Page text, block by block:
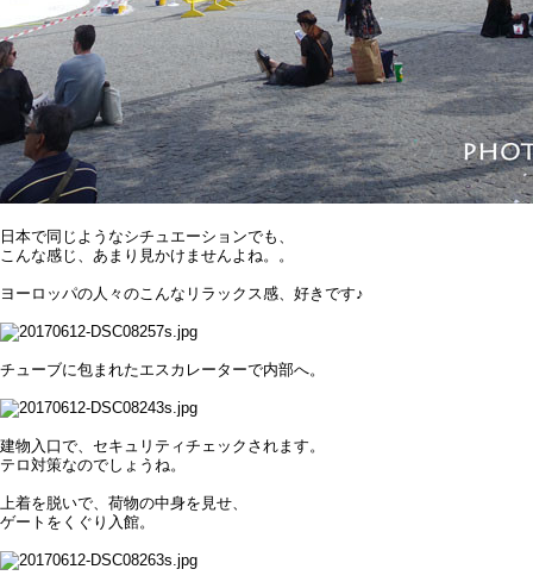
日本で同じようなシチュエーションでも、
こんな感じ、あまり見かけませんよね。。
ヨーロッパの人々のこんなリラックス感、好きです♪
チューブに包まれたエスカレーターで内部へ。
建物入口で、セキュリティチェックされます。
テロ対策なのでしょうね。
上着を脱いで、荷物の中身を見せ、
ゲートをくぐり入館。